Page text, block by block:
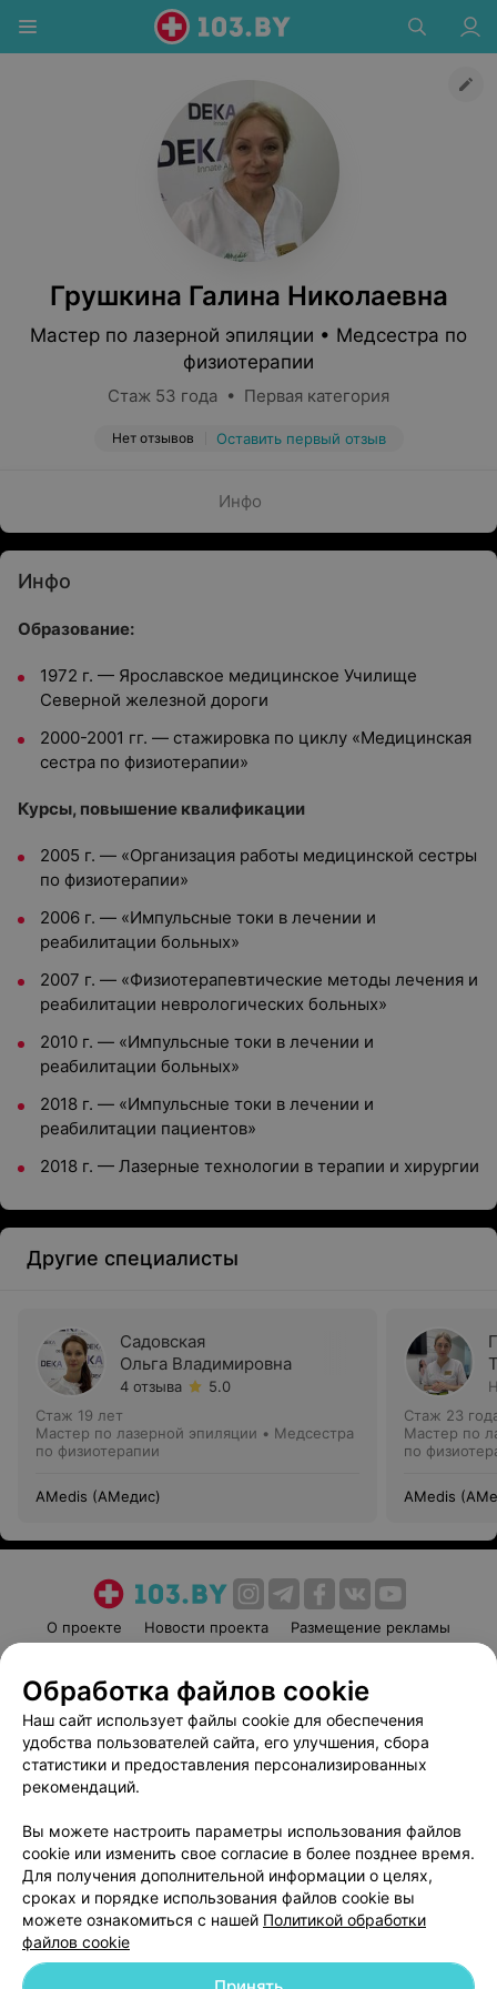
Грушкина Галина Николаевна
Мастер по лазерной эпиляции • Медсестра по
физиотерапии
Стаж 53 года • Первая категория
Нет отзывов Оставить первый отзыв
Инфо
Инфо
Образование:
1972 г. — Ярославское медицинское Училище
Северной железной дороги
2000-2001 гг. — стажировка по циклу «Медицинская
сестра по физиотерапии»
Курсы, повышение квалификации
2005 г. — «Организация работы медицинской сестры
по физиотерапии»
2006 г. — «Импульсные токи в лечении и
реабилитации больных»
2007 г. — «Физиотерапевтические методы лечения и
реабилитации неврологических больных»
2010 г. — «Импульсные токи в лечении и
реабилитации больных»
2018 г. — «Импульсные токи в лечении и
реабилитации пациентов»
2018 г. — Лазерные технологии в терапии и хирургии
Другие специалисты
Садовская
Ольга Владимировна
4 отзыва
5.0
Стаж 19 лет
Мастер по лазерной эпиляции • Медсестра
по физиотерапии
AMedis (АМедис)
Стаж 23
Мастер по
по
AMedis
О проекте Новости проекта
Размещение рекламы
Пользовательское соглашение
Способы оплаты
Вакансии
Партнеры
Написать руководителю 103.by
Обработка персональных данных
Обработка файлов cookie
Наш сайт использует файлы cookie для обеспечения
удобства пользователей сайта, его улучшения, сбора
статистики и предоставления персонализированных
рекомендаций.
Вы можете настроить параметры использования файлов
cookie или изменить свое согласие в более позднее время.
Для получения дополнительной информации о целях,
сроках и порядке использования файлов cookie вы
можете ознакомиться с нашей Политикой обработки
файлов cookie